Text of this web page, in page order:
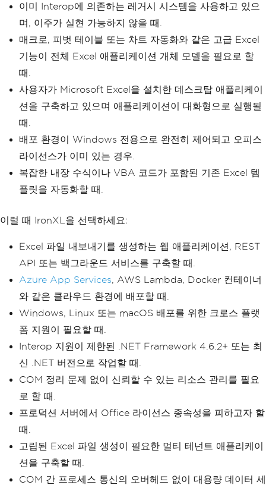
이미 Interop에 의존하는 레거시 시스템을 사용하고 있으
며, 이주가 실현 가능하지 않을 때.
매크로, 피벗 테이블 또는 차트 자동화와 같은 고급 Excel
기능이 전체 Excel 애플리케이션 개체 모델을 필요로 할
때.
사용자가 Microsoft Excel을 설치한 데스크탑 애플리케이
션을 구축하고 있으며 애플리케이션이 대화형으로 실행될
때.
배포 환경이 Windows 전용으로 완전히 제어되고 오피스
라이선스가 이미 있는 경우.
복잡한 내장 수식이나 VBA 코드가 포함된 기존 Excel 템
플릿을 자동화할 때.
이럴 때 IronXL을 선택하세요:
Excel 파일 내보내기를 생성하는 웹 애플리케이션, REST
API 또는 백그라운드 서비스를 구축할 때.
Azure App Services, AWS Lambda, Docker 컨테이너
와 같은 클라우드 환경에 배포할 때.
Windows, Linux 또는 macOS 배포를 위한 크로스 플랫
폼 지원이 필요할 때.
Interop 지원이 제한된 .NET Framework 4.6.2+ 또는 최
신 .NET 버전으로 작업할 때.
COM 정리 문제 없이 신뢰할 수 있는 리소스 관리를 필요
로 할 때.
프로덕션 서버에서 Office 라이선스 종속성을 피하고자 할
때.
고립된 Excel 파일 생성이 필요한 멀티 테넌트 애플리케이
션을 구축할 때.
COM 간 프로세스 통신의 오버헤드 없이 대용량 데이터 세